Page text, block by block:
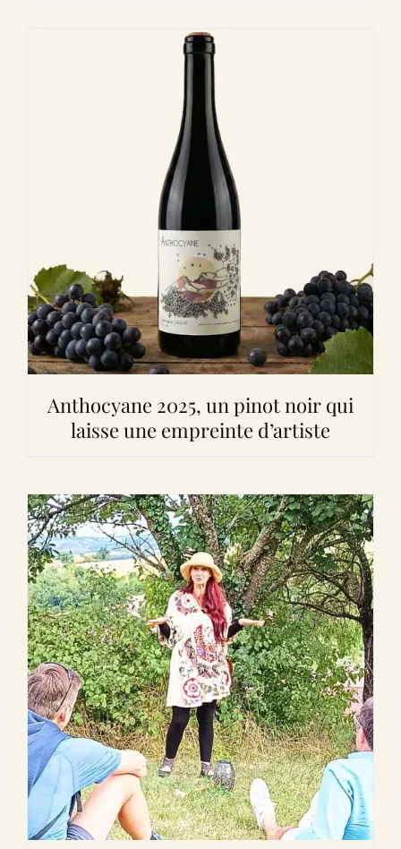
Anthocyane 2025, un pinot noir qui
laisse une empreinte d’artiste